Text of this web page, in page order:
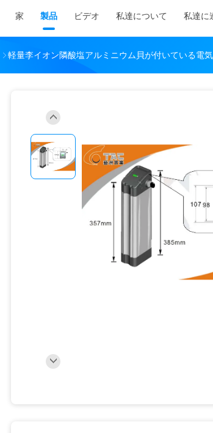
家 製品 ビデオ 私達について 私達に
軽量李イオン隣酸塩アルミニウム貝が付いている電